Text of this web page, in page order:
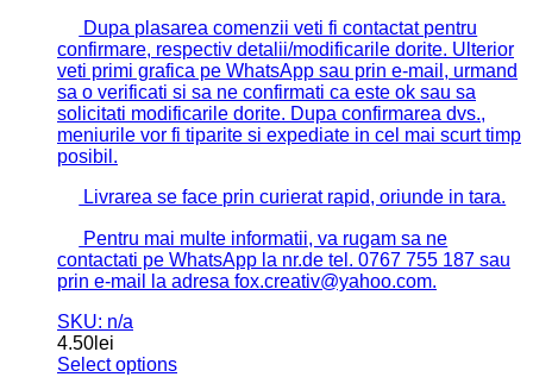
Dupa plasarea comenzii veti fi contactat pentru
confirmare, respectiv detalii/modificarile dorite. Ulterior
veti primi grafica pe WhatsApp sau prin e-mail, urmand
sa o verificati si sa ne confirmati ca este ok sau sa
solicitati modificarile dorite. Dupa confirmarea dvs.,
meniurile vor fi tiparite si expediate in cel mai scurt timp
posibil.
Livrarea se face prin curierat rapid, oriunde in tara.
Pentru mai multe informatii, va rugam sa ne
contactati pe WhatsApp la nr.de tel. 0767 755 187 sau
prin e-mail la adresa fox.creativ@yahoo.com.
SKU: n/a
4.50 lei
Select options